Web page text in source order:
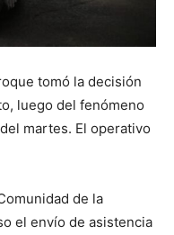
tomó la decisión
luego del fenómeno
martes. El operativo
de la
el envío de asistencia